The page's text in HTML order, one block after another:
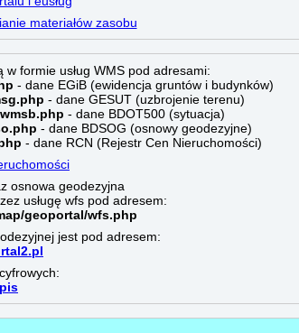
materiałów zasobu
formie usług WMS pod adresami:
- dane EGiB (ewidencja gruntów i budynków)
- dane GESUT (uzbrojenie terenu)
- dane BDOT500 (sytuacja)
- dane BDSOG (osnowy geodezyjne)
- dane RCN (Rejestr Cen Nieruchomości)
osnowa geodezyjna
usługę wfs pod adresem:
geoportal/wfs.php
jest pod adresem: